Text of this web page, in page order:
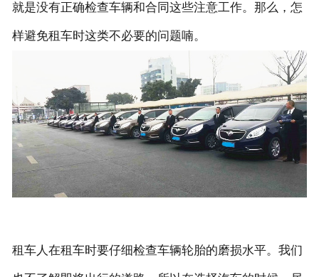
就是没有正确检查车辆和合同这些注意工作。那么，怎
样避免租车时这类不必要的问题喃。
租车人在租车时要仔细检查车辆轮胎的磨损水平。我们